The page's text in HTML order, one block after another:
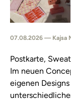
07.08.2026 — Kajsa
Postkarte,
Im neuen
eigenen